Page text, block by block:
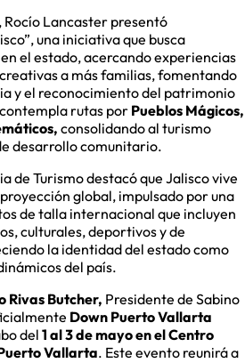
Lancaster presentó
una iniciativa que busca
el estado, acercando experiencias
a más familias, fomentando
y el reconocimiento del patrimonio
rutas por Pueblos Mágicos,
consolidando al turismo
desarrollo comunitario.
de Turismo destacó que Jalisco vive
global, impulsado por una
de talla internacional que incluyen
culturales, deportivos y de
la identidad del estado como
del país.
Rivas Butcher, Presidente de Sabino
Down Puerto Vallarta
del 1 al 3 de mayo en el Centro
Vallarta. Este evento reunirá a